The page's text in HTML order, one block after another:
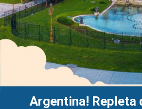
Argentina! Repleta